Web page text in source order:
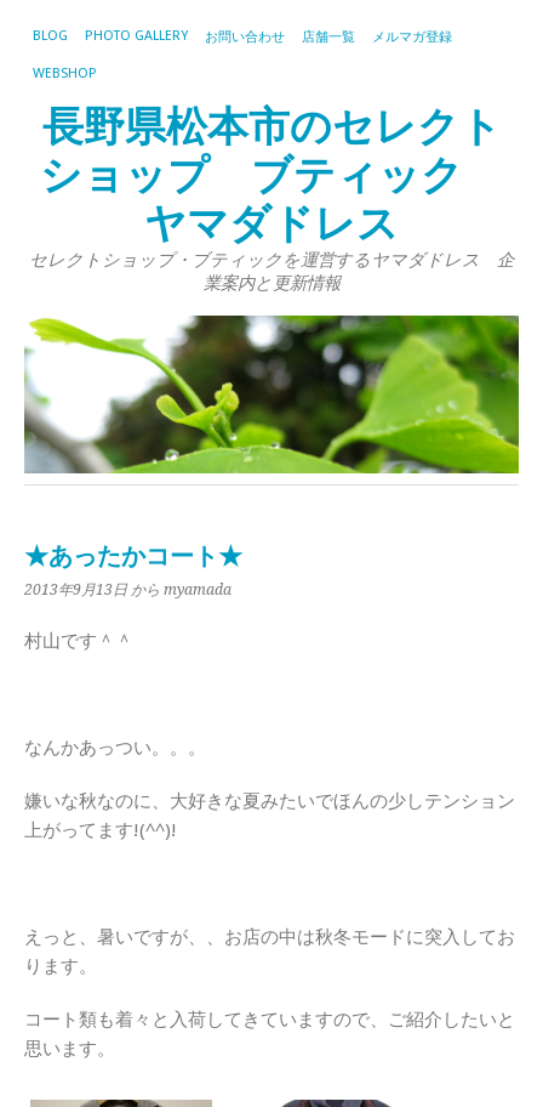
BLOG PHOTO GALLERY お問い合わせ 店舗一覧 メルマガ登録
WEBSHOP
長野県松本市のセレクト
ショップ ブティック
ヤマダドレス
セレクトショップ・ブティックを運営するヤマダドレス 企
業案内と更新情報
★あったかコート★
2013年9月13日 から myamada
村山です＾＾
なんかあっつい。。。
嫌いな秋なのに、大好きな夏みたいでほんの少しテンション
上がってます!(^^)!
えっと、暑いですが、、お店の中は秋冬モードに突入してお
ります。
コート類も着々と入荷してきていますので、ご紹介したいと
思います。